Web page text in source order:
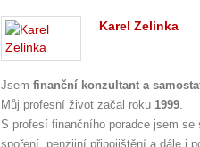
Karel Zelinka
Jsem finanční konzultant a
Můj profesní život začal roku 1999.
S profesí finančního poradce jsem
spoření, penzijní připojištění a dále i